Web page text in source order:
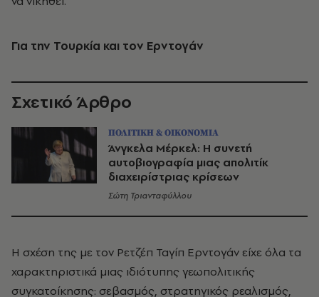
Για την Τουρκία και τον Ερντογάν
Σχετικό Άρθρο
ΠΟΛΙΤΙΚΗ & ΟΙΚΟΝΟΜΙΑ
Άνγκελα Μέρκελ: Η συνετή
αυτοβιογραφία μιας απολιτίκ
διαχειρίστριας κρίσεων
Σώτη Τριανταφύλλου
Η σχέση της με τον Ρετζέπ Ταγίπ Ερντογάν είχε όλα τα
χαρακτηριστικά μιας ιδιότυπης γεωπολιτικής
συγκατοίκησης: σεβασμός, στρατηγικός ρεαλισμός,